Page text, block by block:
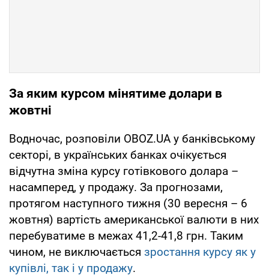
За яким курсом мінятиме долари в
жовтні
Водночас, розповіли OBOZ.UA у банківському
секторі, в українських банках очікується
відчутна зміна курсу готівкового долара –
насамперед, у продажу. За прогнозами,
протягом наступного тижня (30 вересня – 6
жовтня) вартість американської валюти в них
перебуватиме в межах 41,2-41,8 грн. Таким
чином, не виключається зростання курсу як у
купівлі, так і у продажу.